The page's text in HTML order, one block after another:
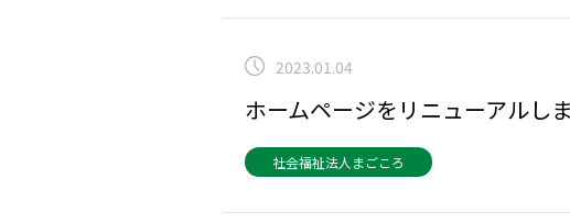
2023.01.04
ホームページをリニューアルし
社会福祉法人まごころ